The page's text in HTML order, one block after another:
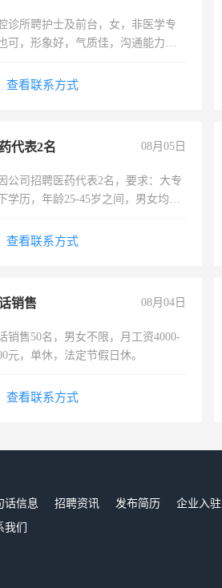
诊所聘护士及前台，女，非医学专
可，形象好，气质佳，沟通能力
查看联系方式
代表2名 08月05日
公司招聘医药代表2名，要求：大专
学历，年龄25-45岁之间，男女均
者有医学资质的优先，底薪+绩效，
查看联系方式
销售 08月04日
销售50名，男女不限，月工资4000-
元，单休，法定节假日休。
查看联系方式
话信息 招聘资讯 发布简历 企业入驻
我们